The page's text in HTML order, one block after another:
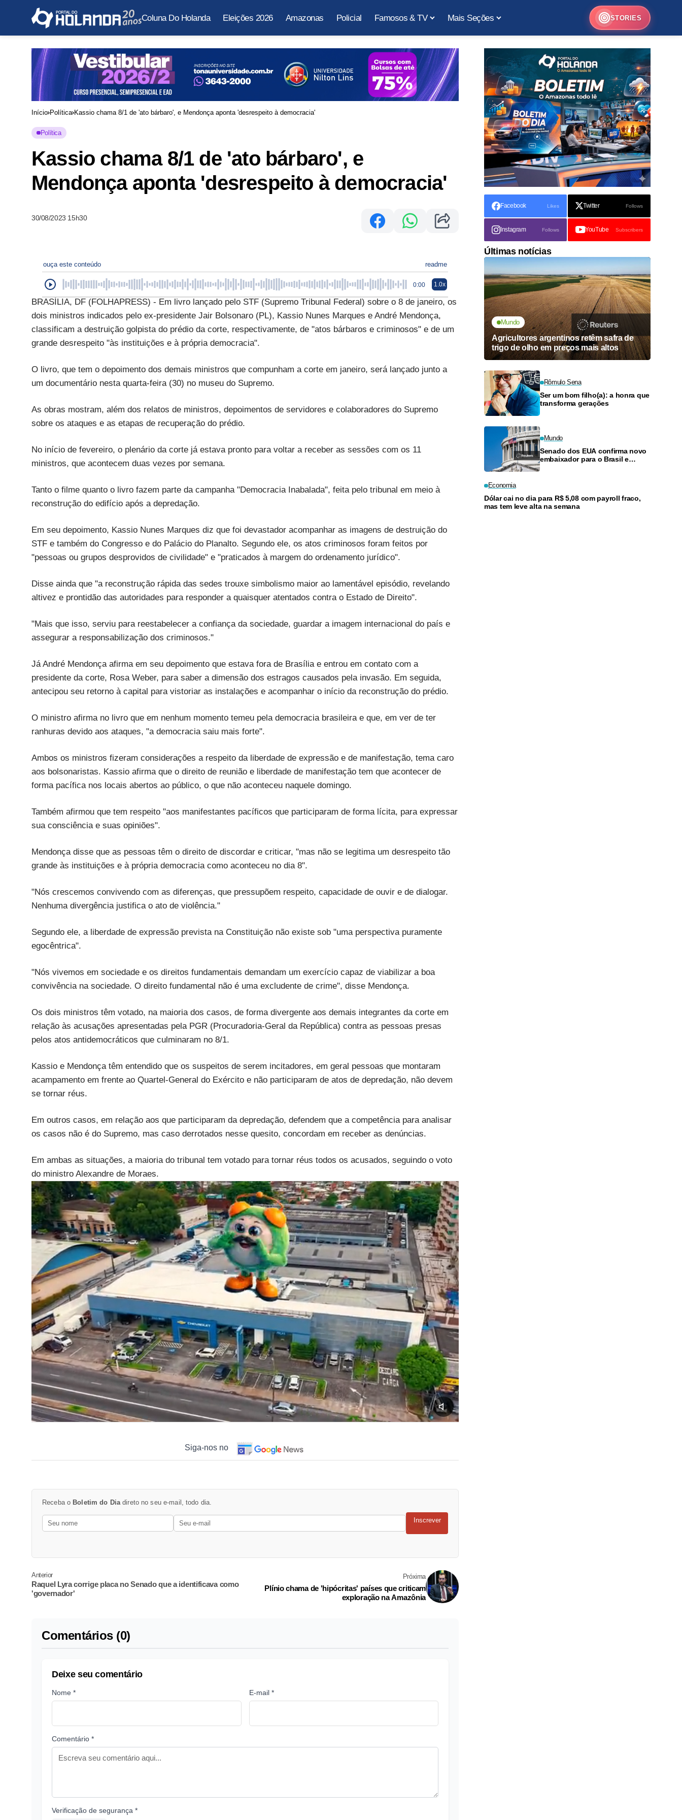
Coluna Do Holanda Eleições 2026 Amazonas Policial Famosos & TV Mais Seções STORIES
Início Política Kassio chama 8/1 de 'ato bárbaro', e Mendonça aponta 'desrespeito à democracia'
Política
Kassio chama 8/1 de 'ato bárbaro', e
Mendonça aponta 'desrespeito à democracia'
30/08/2023 15h30
ouça este conteúdo readme
0:00 1.0x
BRASÍLIA, DF (FOLHAPRESS) - Em livro lançado pelo STF (Supremo Tribunal Federal) sobre o 8 de janeiro, os
dois ministros indicados pelo ex-presidente Jair Bolsonaro (PL), Kassio Nunes Marques e André Mendonça,
classificam a destruição golpista do prédio da corte, respectivamente, de "atos bárbaros e criminosos" e de um
grande desrespeito "às instituições e à própria democracia".
O livro, que tem o depoimento dos demais ministros que compunham a corte em janeiro, será lançado junto a
um documentário nesta quarta-feira (30) no museu do Supremo.
As obras mostram, além dos relatos de ministros, depoimentos de servidores e colaboradores do Supremo
sobre os ataques e as etapas de recuperação do prédio.
No início de fevereiro, o plenário da corte já estava pronto para voltar a receber as sessões com os 11
ministros, que acontecem duas vezes por semana.
Tanto o filme quanto o livro fazem parte da campanha "Democracia Inabalada", feita pelo tribunal em meio à
reconstrução do edifício após a depredação.
Em seu depoimento, Kassio Nunes Marques diz que foi devastador acompanhar as imagens de destruição do
STF e também do Congresso e do Palácio do Planalto. Segundo ele, os atos criminosos foram feitos por
"pessoas ou grupos desprovidos de civilidade" e "praticados à margem do ordenamento jurídico".
Disse ainda que "a reconstrução rápida das sedes trouxe simbolismo maior ao lamentável episódio, revelando
altivez e prontidão das autoridades para responder a quaisquer atentados contra o Estado de Direito".
"Mais que isso, serviu para reestabelecer a confiança da sociedade, guardar a imagem internacional do país e
assegurar a responsabilização dos criminosos."
Já André Mendonça afirma em seu depoimento que estava fora de Brasília e entrou em contato com a
presidente da corte, Rosa Weber, para saber a dimensão dos estragos causados pela invasão. Em seguida,
antecipou seu retorno à capital para vistoriar as instalações e acompanhar o início da reconstrução do prédio.
O ministro afirma no livro que em nenhum momento temeu pela democracia brasileira e que, em ver de ter
ranhuras devido aos ataques, "a democracia saiu mais forte".
Ambos os ministros fizeram considerações a respeito da liberdade de expressão e de manifestação, tema caro
aos bolsonaristas. Kassio afirma que o direito de reunião e liberdade de manifestação tem que acontecer de
forma pacífica nos locais abertos ao público, o que não aconteceu naquele domingo.
Também afirmou que tem respeito "aos manifestantes pacíficos que participaram de forma lícita, para expressar
sua consciência e suas opiniões".
Mendonça disse que as pessoas têm o direito de discordar e criticar, "mas não se legitima um desrespeito tão
grande às instituições e à própria democracia como aconteceu no dia 8".
"Nós crescemos convivendo com as diferenças, que pressupõem respeito, capacidade de ouvir e de dialogar.
Nenhuma divergência justifica o ato de violência."
Segundo ele, a liberdade de expressão prevista na Constituição não existe sob "uma perspectiva puramente
egocêntrica".
"Nós vivemos em sociedade e os direitos fundamentais demandam um exercício capaz de viabilizar a boa
convivência na sociedade. O direito fundamental não é uma excludente de crime", disse Mendonça.
Os dois ministros têm votado, na maioria dos casos, de forma divergente aos demais integrantes da corte em
relação às acusações apresentadas pela PGR (Procuradoria-Geral da República) contra as pessoas presas
pelos atos antidemocráticos que culminaram no 8/1.
Kassio e Mendonça têm entendido que os suspeitos de serem incitadores, em geral pessoas que montaram
acampamento em frente ao Quartel-General do Exército e não participaram de atos de depredação, não devem
se tornar réus.
Em outros casos, em relação aos que participaram da depredação, defendem que a competência para analisar
os casos não é do Supremo, mas caso derrotados nesse quesito, concordam em receber as denúncias.
Em ambas as situações, a maioria do tribunal tem votado para tornar réus todos os acusados, seguindo o voto
do ministro Alexandre de Moraes.
Siga-nos no
Receba o Boletim do Diadireto no seu e-mail, todo dia.
Inscrever
Anterior
Raquel Lyra corrige placa no Senado que a identificava como
'governador'
Próxima
Plínio chama de 'hipócritas' países que criticam
exploração na Amazônia
Comentários (0)
Deixe seu comentário
Nome * E-mail *
Comentário *
Verificação de segurança *
Facebook Likes Twitter Follows
Instagram Follows YouTube Subscribers
Últimas notícias
Mundo
Agricultores argentinos retêm safra de
trigo de olho em preços mais altos
Rômulo Sena
Ser um bom filho(a): a honra que
transforma gerações
Mundo
Senado dos EUA confirma novo
embaixador para o Brasil e
Economia
Dólar cai no dia para R$ 5,08 com payroll fraco,
mas tem leve alta na semana